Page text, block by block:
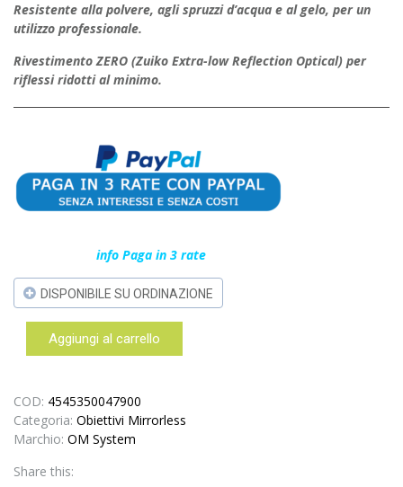
Resistente alla polvere, agli spruzzi d’acqua e al gelo, per un
utilizzo professionale.
Rivestimento ZERO (Zuiko Extra-low Reflection Optical) per
riflessi ridotti al minimo.
info Paga in 3 rate
DISPONIBILE SU ORDINAZIONE
Digital
ED
8mm
FISHEYE
Aggiungi al carrello
COD: 4545350047900
Categoria: Obiettivi Mirrorless
Marchio: OM System
Share this: